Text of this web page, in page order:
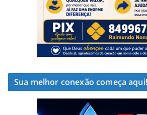
Sua melhor conexão começa aqui!